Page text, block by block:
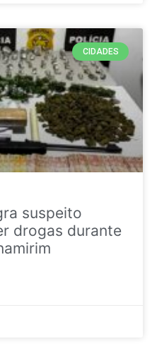
CIDADES
suspeito
drogas durante